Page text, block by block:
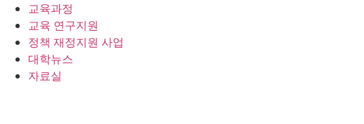
교육과정
교육 연구지원
정책 재정지원 사업
대학뉴스
자료실